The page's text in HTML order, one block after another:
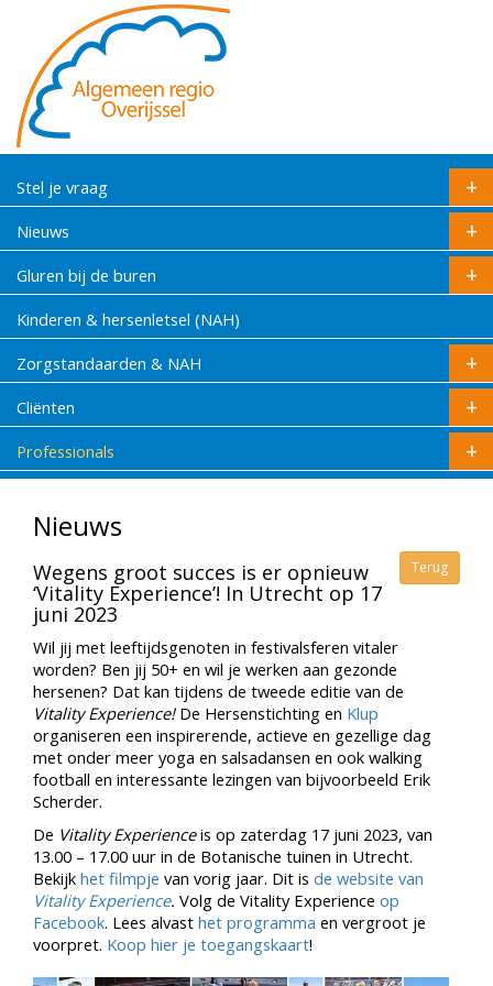
Stel je vraag
Nieuws
Gluren bij de buren
Kinderen & hersenletsel (NAH)
Zorgstandaarden & NAH
Cliënten
Professionals
Nieuws
Terug
Wegens groot succes is er opnieuw
‘Vitality Experience’! In Utrecht op 17
juni 2023
Wil jij met leeftijdsgenoten in festivalsferen vitaler
worden? Ben jij 50+ en wil je werken aan gezonde
hersenen? Dat kan tijdens de tweede editie van de
Vitality Experience!De Hersenstichting en Klup
organiseren een inspirerende, actieve en gezellige dag
met onder meer yoga en salsadansen en ook walking
football en interessante lezingen van bijvoorbeeld Erik
Scherder.
De Vitality Experienceis op zaterdag 17 juni 2023, van
13.00 – 17.00 uur in de Botanische tuinen in Utrecht.
Bekijk het filmpje van vorig jaar. Dit is de website van
Vitality Experience. Volg de Vitality Experience op
Facebook. Lees alvast het programma en vergroot je
voorpret. Koop hier je toegangskaart!